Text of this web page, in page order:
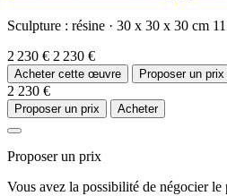
Sculpture : résine · 30 x 30 x 30 cm
2 230 € 2 230 €
Acheter cette œuvre Proposer un prix
2 230 €
Proposer un prix Acheter
Proposer un prix
Vous avez la possibilité de négocier